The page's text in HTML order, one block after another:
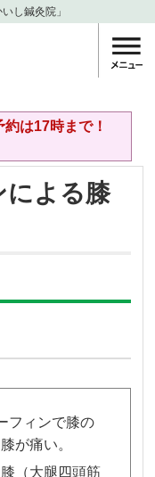
し鍼灸院」
は17時まで！
による膝
フィンで膝の
が痛い。
（大腿四頭筋